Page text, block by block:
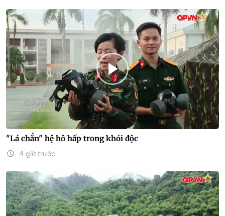
"Lá chắn" hệ hô hấp trong khói độc
4 giờ trước